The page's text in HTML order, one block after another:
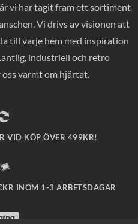
vi har tagit fram ett sortiment
Vi drivs av visionen att
till varje hem med inspiration
industriell och retro
varmt om hjärtat.
VID KÖP ÖVER 499KR!
INOM 1-3 ARBETSDAGAR